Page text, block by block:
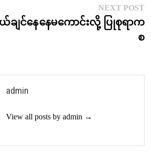
ျင်နေ
NEXT POST
နေမကောင်းလို့ ပြုစုရာက
စ
admin
View all posts by admin →